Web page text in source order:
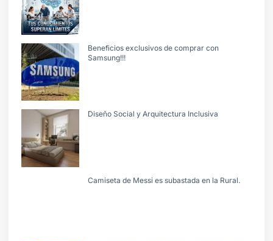
Beneficios exclusivos de comprar con
Samsung!!!
Diseño Social y Arquitectura Inclusiva
Camiseta de Messi es subastada en la Rural.